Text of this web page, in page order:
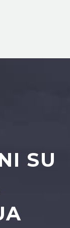
SU